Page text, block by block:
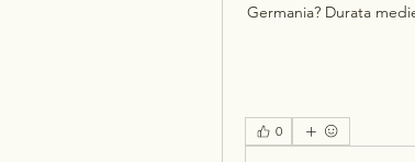
Germania? Durata
0